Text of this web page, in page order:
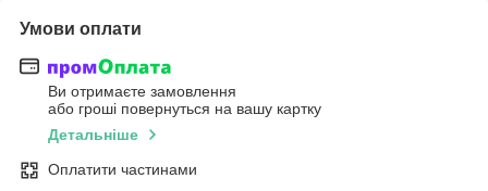
Умови оплати
Ви отримаєте замовлення
або гроші повернуться на вашу картку
Детальніше
Оплатити частинами